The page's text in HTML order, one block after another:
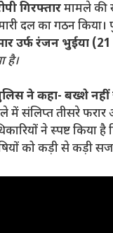
गिरफ्तारमामले की
दल का गठन
उर्फ रंजन भुईया (21
है।
ने कहा- बख्शे नहीं
संलिप्त तीसरे फरार
ने स्पष्ट
को कड़ी से कड़ी